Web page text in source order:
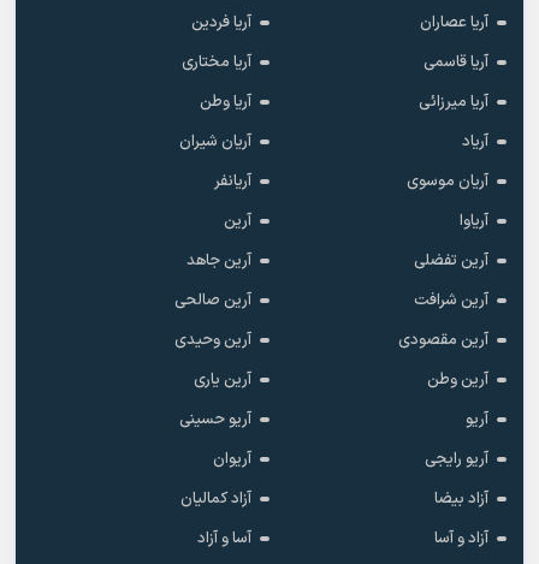
آریا عصاران
آریا فردین
آریا قاسمی
آریا مختاری
آریا میرزائی
آریا وطن
آریاد
آریان شیران
آریان موسوی
آریانفر
آریاوا
آرین
آرین تفضلی
آرین جاهد
آرین شرافت
آرین صالحی
آرین مقصودی
آرین وحیدی
آرین وطن
آرین یاری
آریو
آریو حسینی
آریو رایجی
آریوان
آزاد بیضا
آزاد کمالیان
آزاد و آسا
آسا و آزاد